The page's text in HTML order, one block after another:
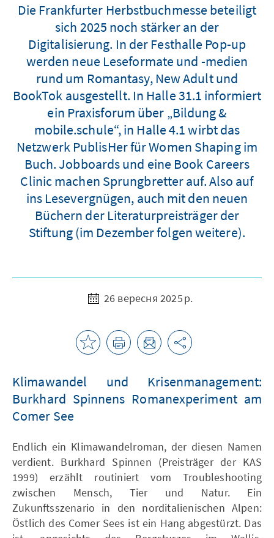
Die Frankfurter Herbstbuchmesse beteiligt
sich 2025 noch stärker an der
Digitalisierung. In der Festhalle Pop-up
werden neue Leseformate und -medien
rund um Romantasy, New Adult und
BookTok ausgestellt. In Halle 31.1 informiert
ein Praxisforum über „Bildung &
mobile.schule“, in Halle 4.1 wirbt das
Netzwerk PublisHer für Women Shaping im
Buch. Jobboards und eine Book Careers
Clinic machen Sprungbretter auf. Also auf
ins Lesevergnügen, auch mit den neuen
Büchern der Literaturpreisträger der
Stiftung (im Dezember folgen weitere).
26 вересня 2025 р.
Klimawandel und Krisenmanagement:
Burkhard Spinnens Romanexperiment am
Comer See
Endlich ein Klimawandelroman, der diesen Namen
verdient. Burkhard Spinnen (Preisträger der KAS
1999) erzählt routiniert vom Troubleshooting
zwischen Mensch, Tier und Natur. Ein
Zukunftsszenario in den norditalienischen Alpen:
Östlich des Comer Sees ist ein Hang abgestürzt. Das